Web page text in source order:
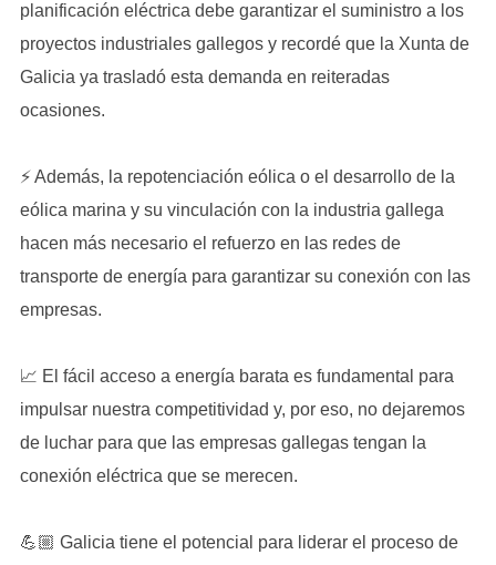
planificación eléctrica debe garantizar el suministro a los
proyectos industriales gallegos y recordé que la Xunta de
Galicia ya trasladó esta demanda en reiteradas
ocasiones.
⚡️ Además, la repotenciación eólica o el desarrollo de la
eólica marina y su vinculación con la industria gallega
hacen más necesario el refuerzo en las redes de
transporte de energía para garantizar su conexión con las
empresas.
📈 El fácil acceso a energía barata es fundamental para
impulsar nuestra competitividad y, por eso, no dejaremos
de luchar para que las empresas gallegas tengan la
conexión eléctrica que se merecen.
💪🏼 Galicia tiene el potencial para liderar el proceso de